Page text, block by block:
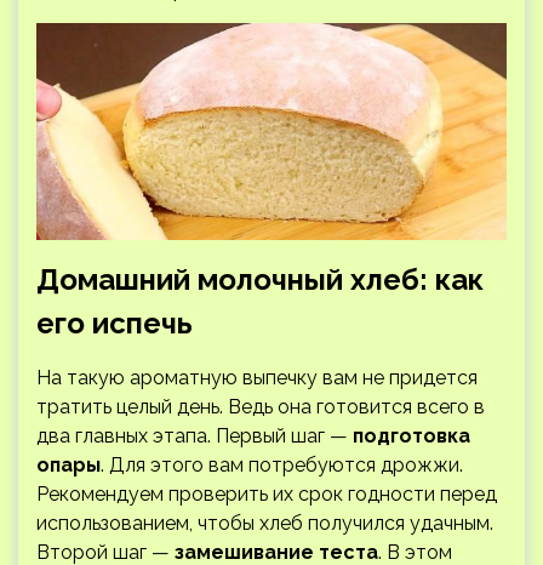
Домашний молочный хлеб: как
его испечь
На такую ароматную выпечку вам не придется
тратить целый день. Ведь она готовится всего в
два главных этапа. Первый шаг — подготовка
опары. Для этого вам потребуются дрожжи.
Рекомендуем проверить их срок годности перед
использованием, чтобы хлеб получился удачным.
Второй шаг — замешивание теста. В этом